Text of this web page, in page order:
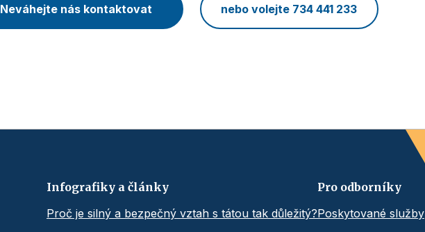
Neváhejte nás kontaktovat nebo volejte 734 441 233
Infografiky a články
Proč je silný a bezpečný vztah s tátou tak důležitý?
Pro odborníky
Poskytované služby